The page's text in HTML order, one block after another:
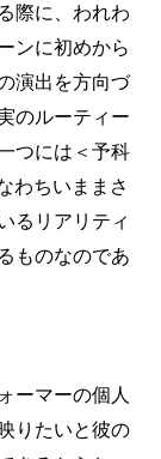
際に、われわ
ンに初めから
演出を方向づ
のルーティー
つには＜予科
わちいままさ
るリアリティ
ものなのであ
ーマーの個人
りたいと彼の